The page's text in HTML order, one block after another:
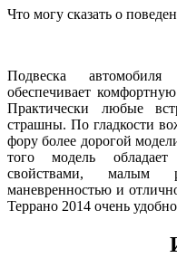
Что могу сказать о
Подвеска
обеспечивает
Практически любые
страшны. По гладкости
фору более дорогой
того модель обладает
свойствами, малым
маневренностью и
Террано 2014 очень